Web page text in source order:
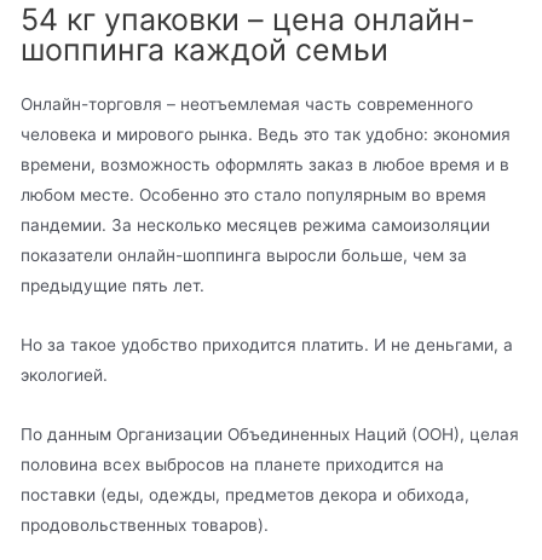
54 кг упаковки – цена онлайн-
шоппинга каждой семьи
Онлайн-торговля – неотъемлемая часть современного
человека и мирового рынка. Ведь это так удобно: экономия
времени, возможность оформлять заказ в любое время и в
любом месте. Особенно это стало популярным во время
пандемии. За несколько месяцев режима самоизоляции
показатели онлайн-шоппинга выросли больше, чем за
предыдущие пять лет.
Но за такое удобство приходится платить. И не деньгами, а
экологией.
По данным Организации Объединенных Наций (ООН), целая
половина всех выбросов на планете приходится на
поставки (еды, одежды, предметов декора и обихода,
продовольственных товаров).